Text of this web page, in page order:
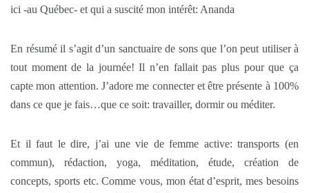
ici -au Québec- et qui a suscité mon intérêt: Ananda
En résumé il s’agit d’un sanctuaire de sons que l’on peut utiliser à
tout moment de la journée! Il n’en fallait pas plus pour que ça
capte mon attention. J’adore me connecter et être présente à 100%
dans ce que je fais…que ce soit: travailler, dormir ou méditer.
Et il faut le dire, j’ai une vie de femme active: transports (en
commun), rédaction, yoga, méditation, étude, création de
concepts, sports etc. Comme vous, mon état d’esprit, mes besoins